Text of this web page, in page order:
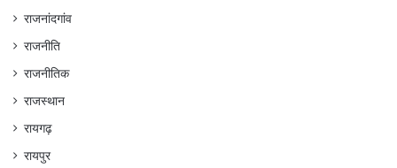
राजनांदगांव
राजनीति
राजनीतिक
राजस्थान
रायगढ़
रायपुर